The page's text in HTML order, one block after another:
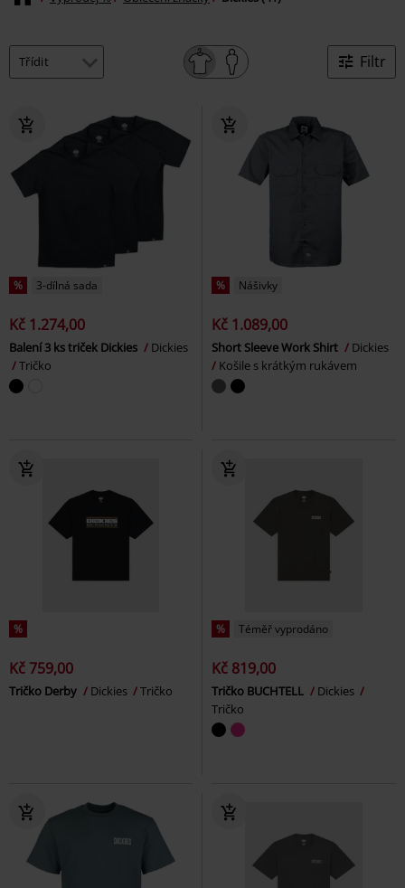
Filtr
% 3-dílná sada
Kč 1.274,00
Balení 3 ks triček Dickies
Dickies
Tričko
% Nášivky
Kč 1.089,00
Short Sleeve Work Shirt
Dickies
Košile s krátkým rukávem
%
Kč 759,00
Tričko Derby Dickies Tričko
% Téměř vyprodáno
Kč 819,00
Tričko BUCHTELL
Dickies
Tričko